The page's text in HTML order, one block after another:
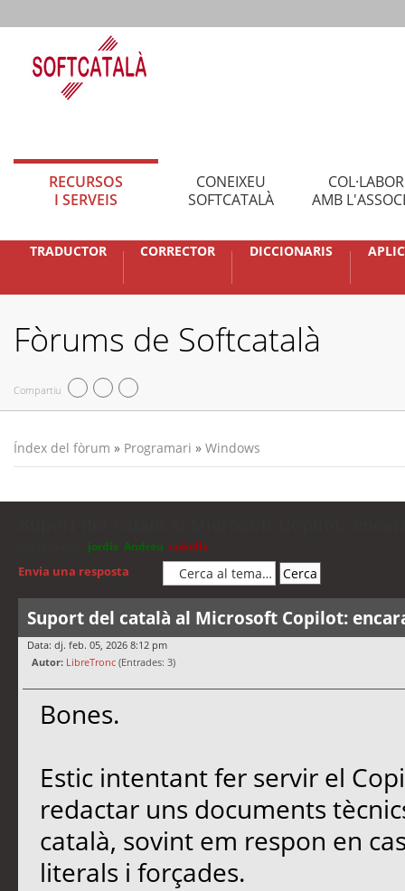
RECURSOS
I SERVEIS
CONEIXEU
SOFTCATALÀ
AMB
TRADUCTOR CORRECTOR DICCIONARIS
Fòrums de Softcatalà
Compartiu
Índex del fòrum » Programari » Windows
jordis Andreu cubells
Envia una resposta
Suport del català al Microsoft Copilot:
Data: dj. feb. 05, 2026 8:12 pm
Autor: LibreTronc (Entrades: 3)
Bones.
Estic intentant fer servir el
redactar uns documents
català, sovint em respon en
literals i forçades.